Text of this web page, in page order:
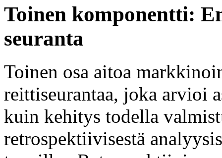
Toinen komponentti:
seuranta
Toinen osa aitoa
reittiseurantaa, joka arvioi
kuin kehitys todella
retrospektiivisestä